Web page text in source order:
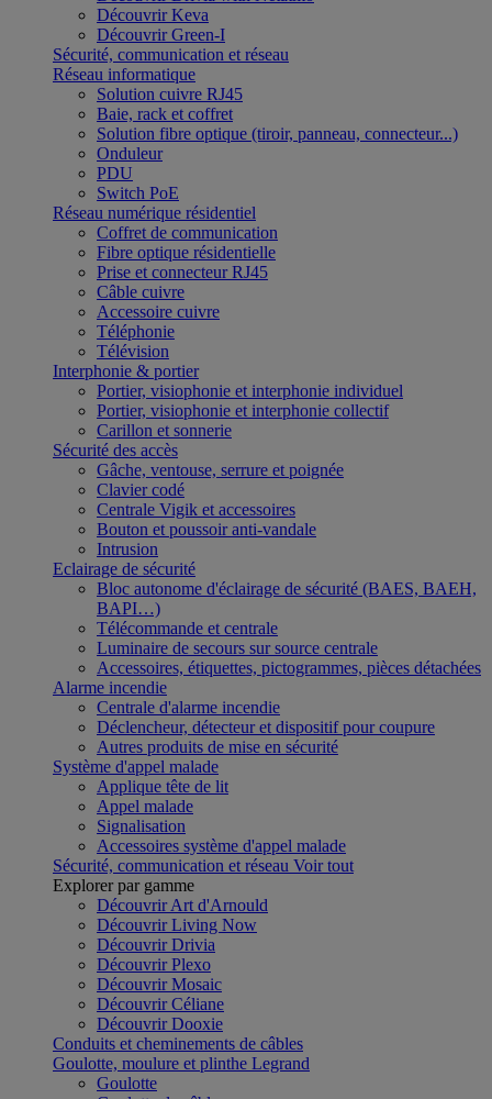
Découvrir Keva
Découvrir Green-I
Sécurité, communication et réseau
Réseau informatique
Solution cuivre RJ45
Baie, rack et coffret
Solution fibre optique (tiroir, panneau, connecteur...)
Onduleur
PDU
Switch PoE
Réseau numérique résidentiel
Coffret de communication
Fibre optique résidentielle
Prise et connecteur RJ45
Câble cuivre
Accessoire cuivre
Téléphonie
Télévision
Interphonie & portier
Portier, visiophonie et interphonie individuel
Portier, visiophonie et interphonie collectif
Carillon et sonnerie
Sécurité des accès
Gâche, ventouse, serrure et poignée
Clavier codé
Centrale Vigik et accessoires
Bouton et poussoir anti-vandale
Intrusion
Eclairage de sécurité
Bloc autonome d'éclairage de sécurité (BAES, BAEH,
BAPI…)
Télécommande et centrale
Luminaire de secours sur source centrale
Accessoires, étiquettes, pictogrammes, pièces détachées
Alarme incendie
Centrale d'alarme incendie
Déclencheur, détecteur et dispositif pour coupure
Autres produits de mise en sécurité
Système d'appel malade
Applique tête de lit
Appel malade
Signalisation
Accessoires système d'appel malade
Sécurité, communication et réseau Voir tout
Explorer par gamme
Découvrir Art d'Arnould
Découvrir Living Now
Découvrir Drivia
Découvrir Plexo
Découvrir Mosaic
Découvrir Céliane
Découvrir Dooxie
Conduits et cheminements de câbles
Goulotte, moulure et plinthe Legrand
Goulotte